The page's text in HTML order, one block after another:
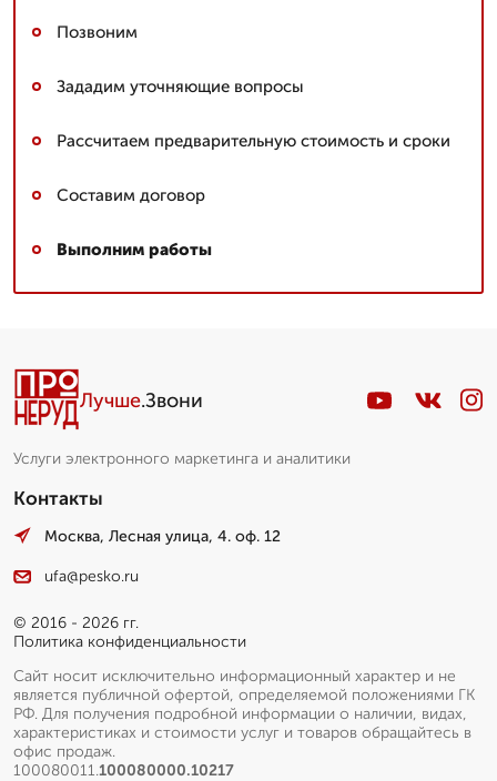
Позвоним
Зададим уточняющие вопросы
Рассчитаем предварительную стоимость и сроки
Составим договор
Выполним работы
Лучше.Звони
Услуги электронного маркетинга и аналитики
Контакты
Москва, Лесная улица, 4. оф. 12
ufa@pesko.ru
© 2016 - 2026 гг.
Политика конфиденциальности
Сайт носит исключительно информационный характер и не
является публичной офертой, определяемой положениями ГК
РФ. Для получения подробной информации о наличии, видах,
характеристиках и стоимости услуг и товаров обращайтесь в
офис продаж.
100080011.100080000.10217